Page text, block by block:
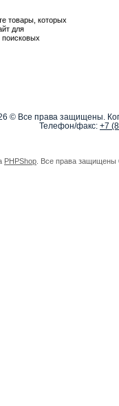
товары, которых
для
поисковых
© Все права защищены.
Телефон/факс: +7
PHPShop . Все права защищены